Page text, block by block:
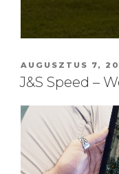
AUGUSZTUS 7,
J&S Speed –